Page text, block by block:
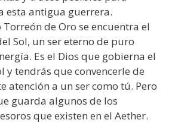
esta antigua guerrera.
Torreón de Oro se encuentra el
Sol, un ser eterno de puro
Es el Dios que gobierna el
y tendrás que convencerle de
atención a un ser como tú. Pero
guarda algunos de los
que existen en el Aether.